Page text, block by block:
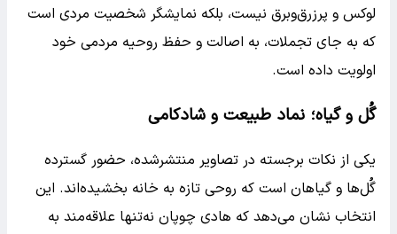
لوکس و پرزرق‌وبرق نیست، بلکه نمایشگر شخصیت مردی است
که به جای تجملات، به اصالت و حفظ روحیه مردمی خود
اولویت داده است.
گُل و گیاه؛ نماد طبیعت و شادکامی
یکی از نکات برجسته در تصاویر منتشرشده، حضور گسترده
گُل‌ها و گیاهان است که روحی تازه به خانه بخشیده‌اند. این
انتخاب نشان می‌دهد که هادی چوپان نه‌تنها علاقه‌مند به